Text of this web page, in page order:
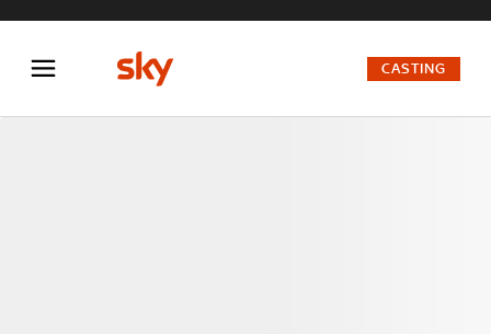
FACTOR
CASTING